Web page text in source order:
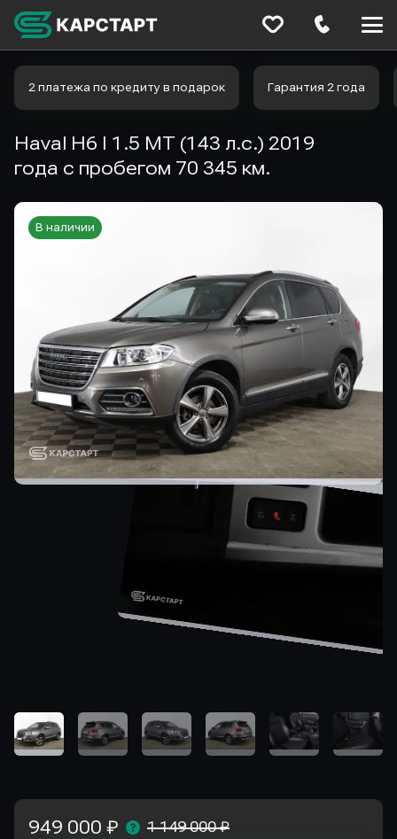
2 платежа по кредиту в подарок Гарантия 2 года
Haval H6 I 1.5 MT (143 л.с.) 2019
года с пробегом 70 345 км.
В наличии
949 000 ₽ 1 149 000 ₽